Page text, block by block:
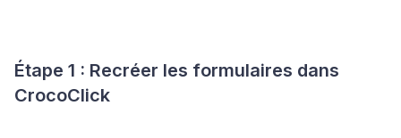
Étape 1 : Recréer les formulaires dans
CrocoClick